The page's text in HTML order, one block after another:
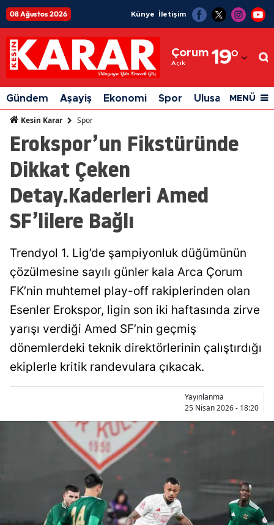
08 Ağustos 2026 Künye İletişim
Çorum
Açık 19°
Adıyaman
Afyonkarahisar
Ağrı
Amasya
Antalya
Balıkesir
Bilecik
Bingöl
Bitlis
Bolu
Burdur
Bursa
Çanakkale
Çorum
Denizli
Gündem Aşayiş Ekonomi Spor Ulusal Siyaset
MENÜ
Kesin Karar Spor
Erokspor’un Fikstüründe
Dikkat Çeken
Detay.Kaderleri Amed
SF’lilere Bağlı
Trendyol 1. Lig’de şampiyonluk düğümünün
çözülmesine sayılı günler kala Arca Çorum
FK’nin muhtemel play-off rakiplerinden olan
Esenler Erokspor, ligin son iki haftasında zirve
yarışı verdiği Amed SF’nin geçmiş
dönemlerdeki teknik direktörlerinin çalıştırdığı
ekiplerle kritik randevulara çıkacak.
Yayınlanma
25 Nisan 2026 - 18:20